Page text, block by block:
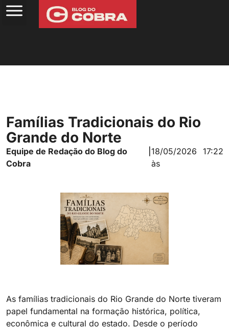
Famílias Tradicionais do Rio
Grande do Norte
Equipe de Redação do Blog do
Cobra
18/05/2026
às
17:22
As famílias tradicionais do Rio Grande do Norte tiveram
papel fundamental na formação histórica, política,
econômica e cultural do estado. Desde o período